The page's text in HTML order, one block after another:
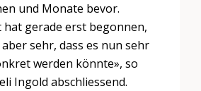
und Monate bevor.
hat gerade erst begonnen,
sehr, dass es nun sehr
werden könnte», so
Ingold abschliessend.